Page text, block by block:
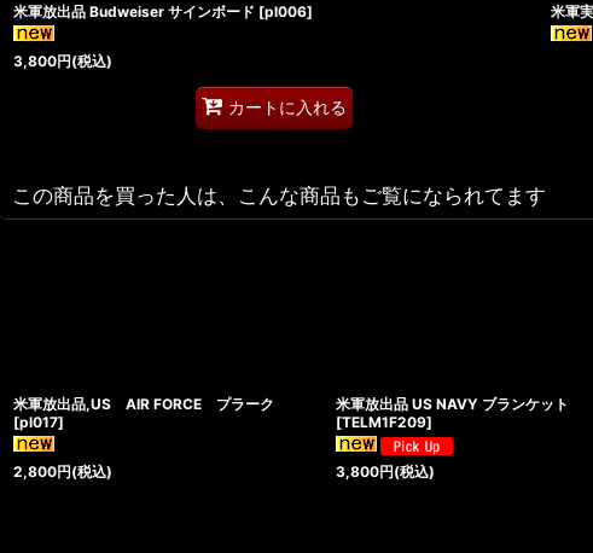
米軍放出品 Budweiser サインボード [pl006]
3,800円(税込)
カートに入れる
米軍
この商品を買った人は、こんな商品もご覧になられてます
米軍放出品,US AIR FORCE プラーク
[pl017]
2,800円(税込)
米軍放出品 US NAVY ブランケット
[TELM1F209]
3,800円(税込)